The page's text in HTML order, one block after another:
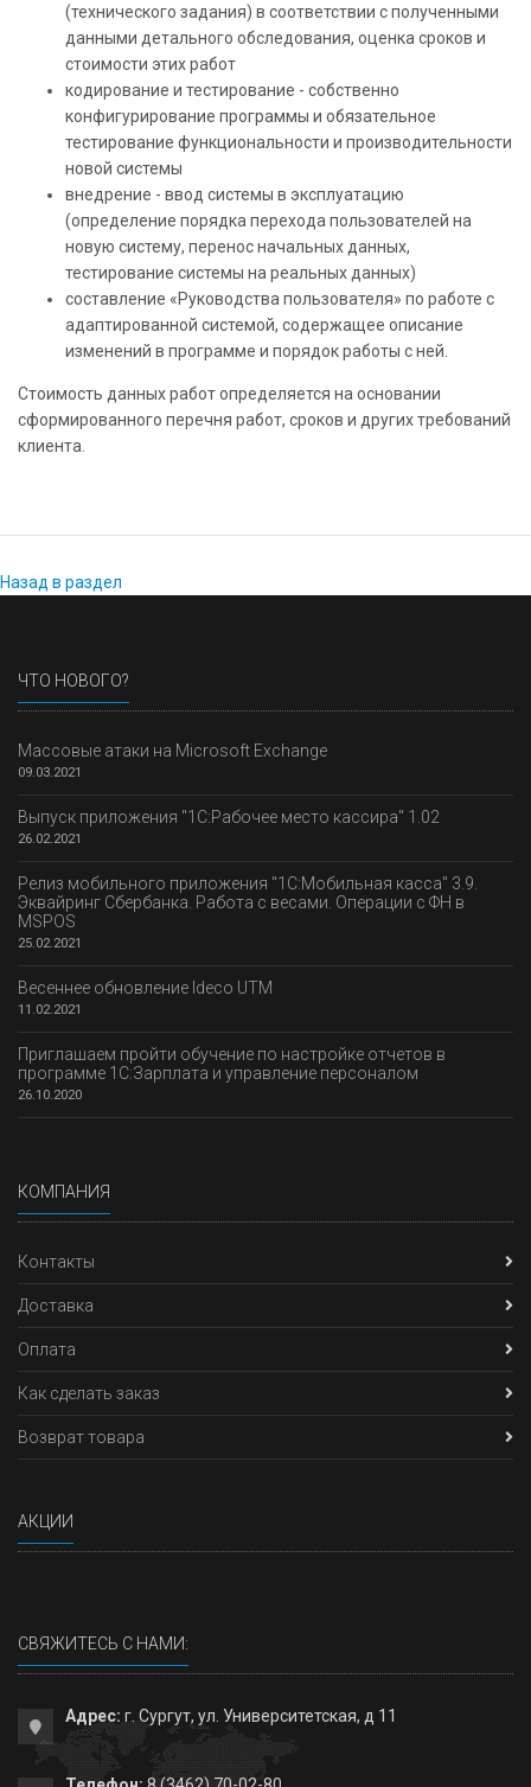
(технического задания) в соответствии с полученными
данными детального обследования, оценка сроков и
стоимости этих работ
кодирование и тестирование - собственно
конфигурирование программы и обязательное
тестирование функциональности и производительности
новой системы
внедрение - ввод системы в эксплуатацию
(определение порядка перехода пользователей на
новую систему, перенос начальных данных,
тестирование системы на реальных данных)
составление «Руководства пользователя» по работе с
адаптированной системой, содержащее описание
изменений в программе и порядок работы с ней.
Стоимость данных работ определяется на основании
сформированного перечня работ, сроков и других требований
клиента.
Назад в раздел
ЧТО НОВОГО?
Массовые атаки на Microsoft Exchange
09.03.2021
Выпуск приложения "1С:Рабочее место кассира" 1.02
26.02.2021
Релиз мобильного приложения "1С:Мобильная касса" 3.9.
Эквайринг Сбербанка. Работа с весами. Операции с ФН в
MSPOS
25.02.2021
Весеннее обновление Ideco UTM
11.02.2021
Приглашаем пройти обучение по настройке отчетов в
программе 1С:Зарплата и управление персоналом
26.10.2020
КОМПАНИЯ
Контакты
Доставка
Оплата
Как сделать заказ
Возврат товара
АКЦИИ
СВЯЖИТЕСЬ С НАМИ:
Адрес: г. Сургут, ул. Университетская, д 11